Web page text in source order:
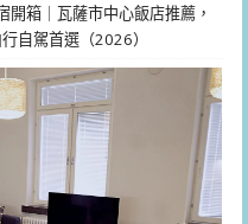
箱｜瓦薩市中心飯店推薦，
自駕首選（2026）